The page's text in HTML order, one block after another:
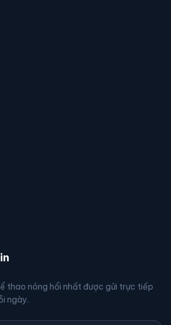
thao nóng hổi nhất được gửi trực tiếp
ngày.